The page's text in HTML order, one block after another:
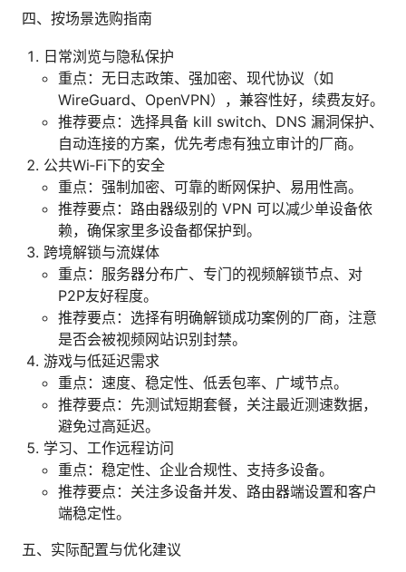
四、按场景选购指南
日常浏览与隐私保护
重点：无日志政策、强加密、现代协议（如
WireGuard、OpenVPN），兼容性好，续费友好。
推荐要点：选择具备 kill switch、DNS 漏洞保护、
自动连接的方案，优先考虑有独立审计的厂商。
公共Wi‑Fi下的安全
重点：强制加密、可靠的断网保护、易用性高。
推荐要点：路由器级别的 VPN 可以减少单设备依
赖，确保家里多设备都保护到。
跨境解锁与流媒体
重点：服务器分布广、专门的视频解锁节点、对
P2P友好程度。
推荐要点：选择有明确解锁成功案例的厂商，注意
是否会被视频网站识别封禁。
游戏与低延迟需求
重点：速度、稳定性、低丢包率、广域节点。
推荐要点：先测试短期套餐，关注最近测速数据，
避免过高延迟。
学习、工作远程访问
重点：稳定性、企业合规性、支持多设备。
推荐要点：关注多设备并发、路由器端设置和客户
端稳定性。
五、实际配置与优化建议